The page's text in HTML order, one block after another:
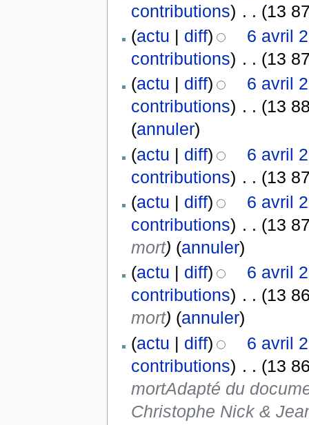
contributions) . . (13
(actu | diff)
6 avril
contributions) . . (13
(actu | diff)
6 avril
contributions) . . (13
(annuler)
(actu | diff)
6 avril
contributions) . . (13
(actu | diff)
6 avril
contributions) . . (13
mort) (annuler)
(actu | diff)
6 avril
contributions) . . (13
mort) (annuler)
(actu | diff)
6 avril
contributions) . . (13
mortAdapté du
Christophe Nick &